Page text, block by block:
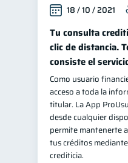
18 / 10 / 2021
Tu consulta
clic de distancia.
consiste el
Como usuario
acceso a toda la
titular. La App
desde cualquier
permite mantenerte
tus créditos
crediticia.